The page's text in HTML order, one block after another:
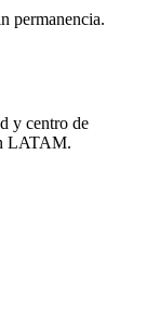
permanencia.
y centro de
LATAM.